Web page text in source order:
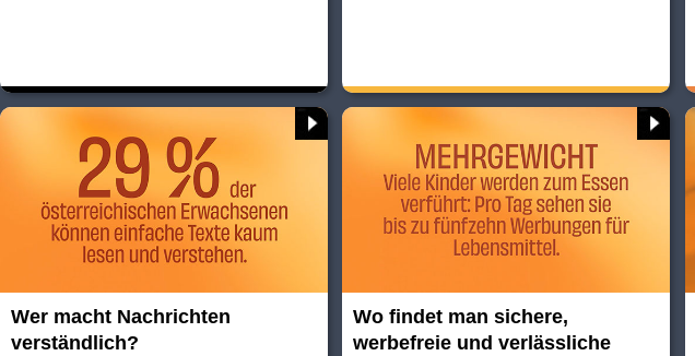
Wer macht Nachrichten
verständlich?
Wo findet man sichere,
werbefreie und verlässliche